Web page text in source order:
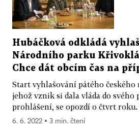
Hubáčková odkládá
Národního parku
Chce dát obcím čas na
Start vyhlašování pátého
jehož vznik si dala vláda do
prohlášení, se opozdí o čtvrt roku.
6. 6. 2022 ▪ 3 min. čtení